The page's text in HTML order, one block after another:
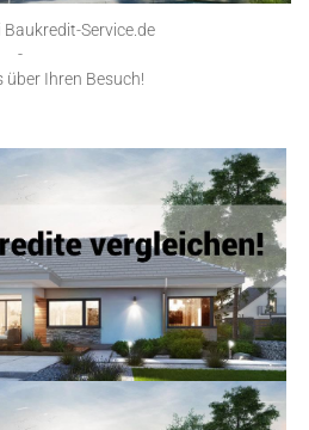
Service.de
-
über Ihren Besuch!